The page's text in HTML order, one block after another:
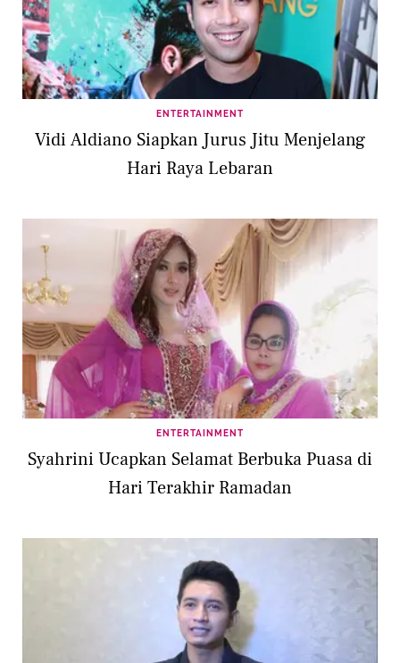
ENTERTAINMENT
Vidi Aldiano Siapkan Jurus Jitu Menjelang
Hari Raya Lebaran
ENTERTAINMENT
Syahrini Ucapkan Selamat Berbuka Puasa di
Hari Terakhir Ramadan